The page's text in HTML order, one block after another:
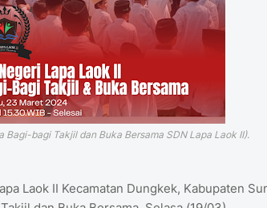
Bagi-bagi Takjil dan Buka Bersama SDN Lapa Laok II).
Laok II Kecamatan Dungkek, Kabupaten